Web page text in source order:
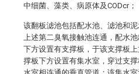
中细菌、藻类、病原体及CODcr；
该翻板滤池包括配水池、滤池和
上述第二臭氧接触池连通，配水
下方设置有支撑板，于该支撑板
撑板下方设置有集水室，穿过支